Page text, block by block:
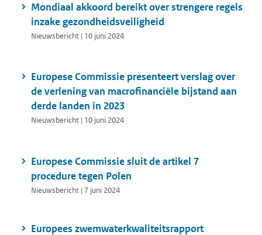
Mondiaal akkoord bereikt over strengere regels
inzake gezondheidsveiligheid
Nieuwsbericht | 10 juni 2024
Europese Commissie presenteert verslag over
de verlening van macrofinanciële bijstand aan
derde landen in 2023
Nieuwsbericht | 10 juni 2024
Europese Commissie sluit de artikel 7
procedure tegen Polen
Nieuwsbericht | 7 juni 2024
Europees zwemwaterkwaliteitsrapport